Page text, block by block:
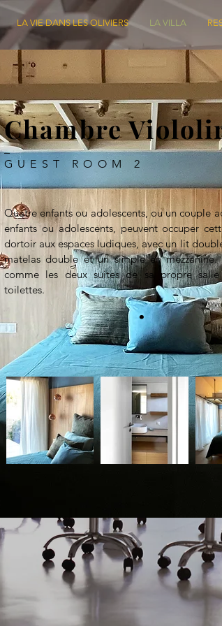
LA VIE DANS LES OLIVIERS LA VILLA
Chambre
_
GUEST ROOM 2
Quatre enfants ou adolescents, ou un couple
enfants ou adolescents, peuvent occuper
dortoir aux espaces ludiques, avec un lit
matelas double et un simple en mezzanine.
comme les deux suites de sa propre
toilettes.
.